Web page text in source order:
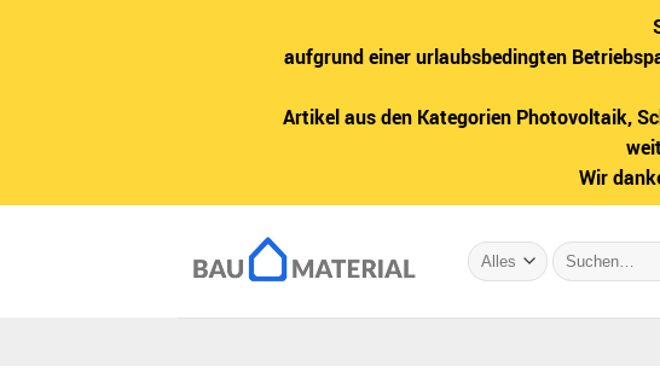
aufgrund einer urlaubsbedingten
Artikel aus den Kategorien Photovoltaik,
Wir
Suche
nach: